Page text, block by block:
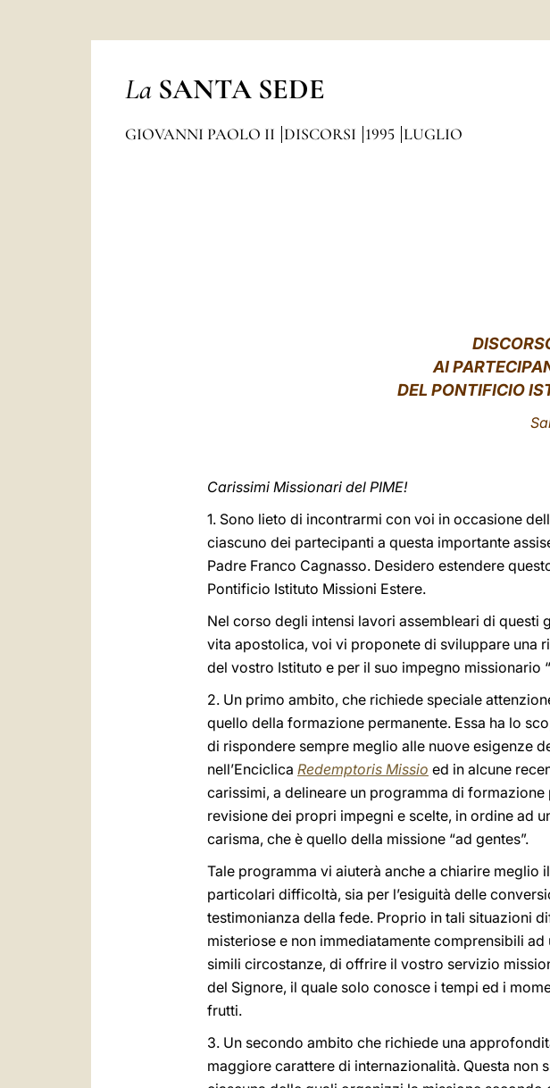
La SANTA SEDE
GIOVANNI PAOLO II DISCORSI 1995 LUGLIO
AI
DEL PONTIFICIO
Carissimi Missionari del PIME!
1. Sono lieto di incontrarmi con voi in occasione
ciascuno dei partecipanti a questa importante
Padre Franco Cagnasso. Desidero estendere
Pontificio Istituto Missioni Estere.
Nel corso degli intensi lavori assembleari di questi
vita apostolica, voi vi proponete di sviluppare una
del vostro Istituto e per il suo impegno missionario
2. Un primo ambito, che richiede speciale
quello della formazione permanente. Essa ha lo
di rispondere sempre meglio alle nuove esigenze
nell’Enciclica Redemptoris Missio ed in alcune
carissimi, a delineare un programma di
revisione dei propri impegni e scelte, in ordine ad
carisma, che è quello della missione “ad gentes”.
Tale programma vi aiuterà anche a chiarire meglio
particolari difficoltà, sia per l’esiguità delle
testimonianza della fede. Proprio in tali situazioni
misteriose e non immediatamente comprensibili
simili circostanze, di offrire il vostro servizio
del Signore, il quale solo conosce i tempi ed i
frutti.
3. Un secondo ambito che richiede una
maggiore carattere di internazionalità. Questa